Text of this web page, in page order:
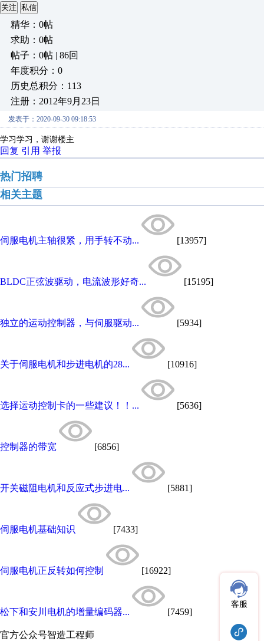
关注 私信
精华：0帖
求助：0帖
帖子：0帖 | 86回
年度积分：0
历史总积分：113
注册：2012年9月23日
发表于：2020-09-30 09:18:53
学习学习，谢谢楼主
回复 引用 举报
热门招聘
相关主题
伺服电机主轴很紧，用手转不动... [13957]
BLDC正弦波驱动，电流波形好奇... [15195]
独立的运动控制器，与伺服驱动... [5934]
关于伺服电机和步进电机的28... [10916]
选择运动控制卡的一些建议！！... [5636]
控制器的带宽 [6856]
开关磁阻电机和反应式步进电... [5881]
伺服电机基础知识 [7433]
伺服电机正反转如何控制 [16922]
松下和安川电机的增量编码器... [7459]
官方公众号智造工程师
客服